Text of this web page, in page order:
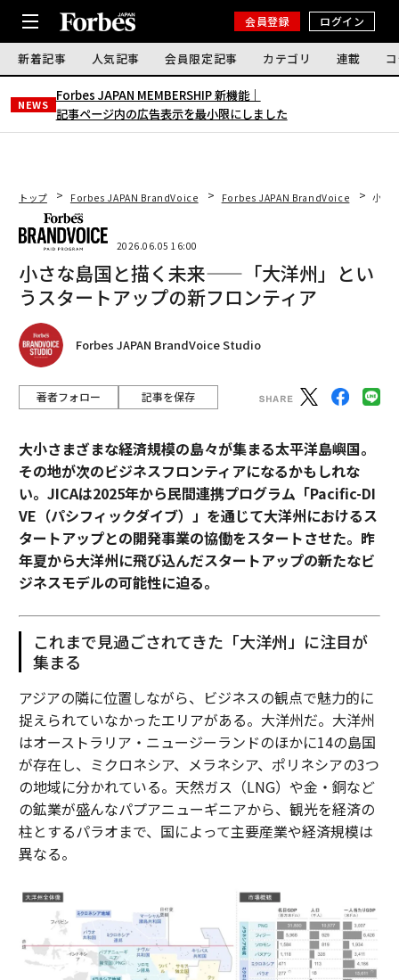
会員登録 ログイン
新着記事 人気記事 会員限定記事 カテゴリ 連載
NEWS
Forbes JAPAN MEMBERSHIP 新機能｜
記事ページ内の広告表示を最小限にしました
トップ Forbes JAPAN BrandVoice Forbes JAPAN BrandVoice 小さ
2026.06.05 16:00
小さな島国と描く未来——「大洋州」とい
うスタートアップの新フロンティア
Forbes JAPAN BrandVoice Studio
著者フォロー 記事を保存
大小さまざまな経済規模の島々が集まる太平洋島嶼国。
その地が次のビジネスフロンティアになるかもしれな
い。JICAは2025年から民間連携プログラム「Pacific-DI
VE（パシフィックダイブ）」を通じて大洋州におけるス
タートアップとの開発事業の協働をスタートさせた。昨
年夏から大洋州に飛び込んだスタートアップの新たなビ
ジネスモデルの可能性に迫る。
これまで見過ごされてきた「大洋州」に注目が
集まる
アジアの隣に位置しながら、ビジネスの観点で魅力的に
捉えられていなかったエリアがある。大洋州だ。大洋州
はオーストラリア・ニュージーランドのほかに14の島国
が存在し、ミクロネシア、メラネシア、ポリネシアの3つ
の地域に分かれている。天然ガス（LNG）や金・銅など
の鉱業が盛んなパプアニューギニアから、観光を経済の
柱とするパラオまで、国によって主要産業や経済規模は
異なる。